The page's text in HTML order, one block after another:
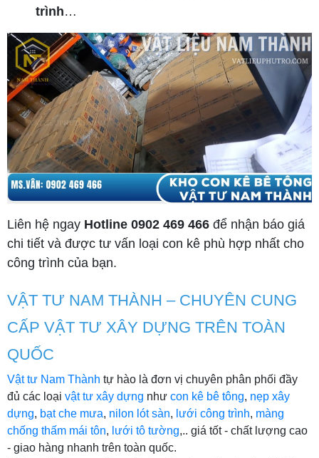
trình…
Liên hệ ngay Hotline 0902 469 466 để nhận báo giá
chi tiết và được tư vấn loại con kê phù hợp nhất cho
công trình của bạn.
VẬT TƯ NAM THÀNH – CHUYÊN CUNG
CẤP VẬT TƯ XÂY DỰNG TRÊN TOÀN
QUỐC
Vật tư Nam Thành tự hào là đơn vị chuyên phân phối đầy
đủ các loại vật tư xây dựng như con kê bê tông, nẹp xây
dựng, bạt che mưa, nilon lót sàn, lưới công trình, màng
chống thấm mái tôn, lưới tô tường,.. giá tốt - chất lượng cao
- giao hàng nhanh trên toàn quốc.